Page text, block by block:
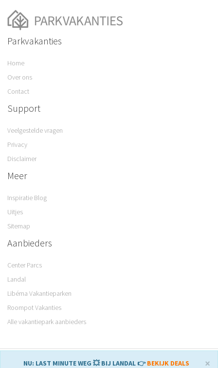
Parkvakanties
Home
Over ons
Contact
Support
Veelgestelde vragen
Privacy
Disclaimer
Meer
Inspiratie Blog
Uitjes
Sitemap
Aanbieders
Center Parcs
Landal
Libéma Vakantieparken
Roompot Vakanties
Alle vakantiepark aanbieders
© 2008 – 2026 Parkvakanties. Gemaakt met♥in Sneek. ×
NU: LAST MINUTE WEG 💥 BIJ LANDAL 👉BEKIJK DEALS